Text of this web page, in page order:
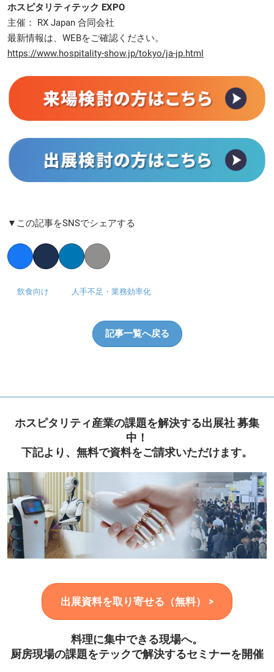
ホスピタリティテック EXPO
主催： RX Japan 合同会社
最新情報は、WEBをご確認ください。
https://www.hospitality-show.jp/tokyo/ja-jp.html
▼この記事をSNSでシェアする
FacebookTwitterLinkedInCopy link
飲食向け 人手不足・業務効率化
記事一覧へ戻る
ホスピタリティ産業の課題を解決する出展社 募集
中！
下記より、無料で資料をご請求いただけます。
出展資料を取り寄せる（無料） >
料理に集中できる現場へ。
厨房現場の課題をテックで解決するセミナーを開催